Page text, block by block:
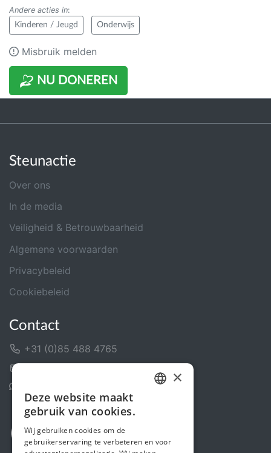
NU DONEREN
Andere acties in:
Kinderen / Jeugd Onderwijs
Misbruik melden
Steunactie
Over ons
In de media
Veiligheid & Betrouwbaarheid
Algemene voorwaarden
Privacybeleid
Cookiebeleid
Contact
+31 (0)85 488 4765
ENGLISH
×
Deze website maakt
gebruik van cookies.
Wij gebruiken cookies om de
gebruikerservaring te verbeteren en voor